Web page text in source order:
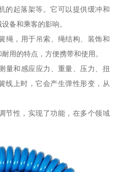
的起落架等。它可以提供缓冲和
备和乘客的影响。
绳，用于吊索、绳结构、装饰和
用的特点，方便携带和使用。
量和感应应力、重量、压力、扭
线上时，它会产生弹性形变，从
节性，实现了功能，在多个领域